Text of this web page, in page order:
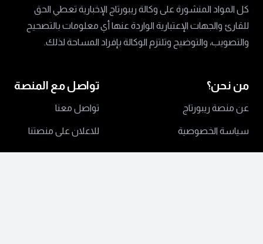
كل المواد المنشورة على وكالة ريبورتاج الإخبارية تعطي الحق
للقارئ والجهات الإعتبارية الواردة عنها أي معلومات بالتصحيح
والتصويب، والتوضيح وتلتزم الوكالة بإفراد المساحة لذلك.
من نحن؟
عن منصة ريبورتاج
سياسة الخصوصية
تواصل مع المنصة
تواصل معنا
للاعلان على منصتنا